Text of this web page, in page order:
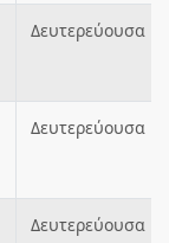
Δευτερεύουσα
Δευτερεύουσα
Δευτερεύουσα